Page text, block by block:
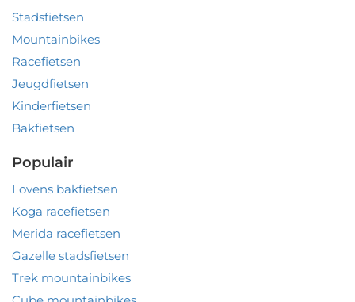
Stadsfietsen
Mountainbikes
Racefietsen
Jeugdfietsen
Kinderfietsen
Bakfietsen
Populair
Lovens bakfietsen
Koga racefietsen
Merida racefietsen
Gazelle stadsfietsen
Trek mountainbikes